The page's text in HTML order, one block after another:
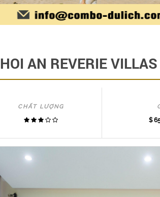
HOI AN REVERIE
CHẤT LƯỢNG
$